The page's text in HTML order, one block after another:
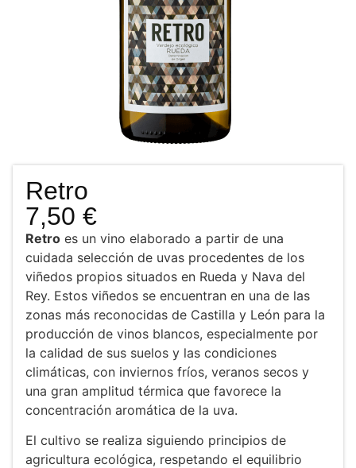
Retro
7,50 €
Retro es un vino elaborado a partir de una
cuidada selección de uvas procedentes de los
viñedos propios situados en Rueda y Nava del
Rey. Estos viñedos se encuentran en una de las
zonas más reconocidas de Castilla y León para la
producción de vinos blancos, especialmente por
la calidad de sus suelos y las condiciones
climáticas, con inviernos fríos, veranos secos y
una gran amplitud térmica que favorece la
concentración aromática de la uva.
El cultivo se realiza siguiendo principios de
agricultura ecológica, respetando el equilibrio